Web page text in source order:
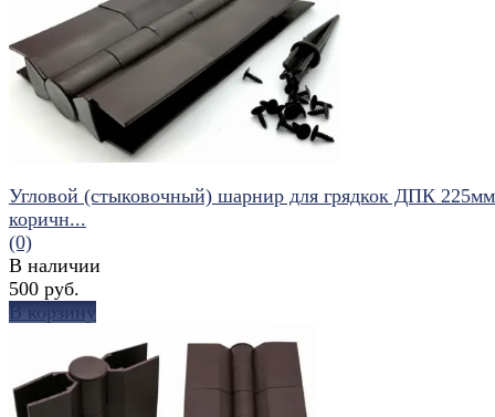
избранное сравнить
избранное сравнить
Угловой (стыковочный) шарнир для грядкок ДПК 225мм
коричн...
(0)
В наличии
500 руб.
В корзину